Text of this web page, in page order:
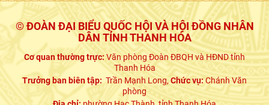
© ĐOÀN ĐẠI BIỂU QUỐC HỘI VÀ HỘI ĐỒNG NHÂN
DÂN TỈNH THANH HÓA
Cơ quan thường trực:Văn phòng Đoàn ĐBQH và HĐND tỉnh
Thanh Hóa
Trưởng ban biên tập: Trần Mạnh Long,Chức vụ:Chánh Văn
phòng